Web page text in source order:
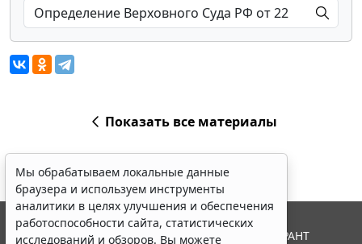
Показать все материалы
Мы обрабатываем локальные данные
браузера и используем инструменты
аналитики в целях улучшения и обеспечения
работоспособности сайта, статистических
исследований и обзоров. Вы можете
© ООО "НПП "ГАРАНТ-СЕРВИС", 2026. Система ГАРАНТ